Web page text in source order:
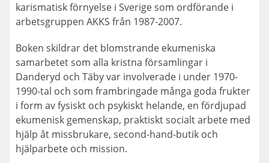
karismatisk förnyelse i Sverige som ordförande i
arbetsgruppen AKKS från 1987-2007.
Boken skildrar det blomstrande ekumeniska
samarbetet som alla kristna församlingar i
Danderyd och Täby var involverade i under 1970-
1990-tal och som frambringade många goda frukter
i form av fysiskt och psykiskt helande, en fördjupad
ekumenisk gemenskap, praktiskt socialt arbete med
hjälp åt missbrukare, second-hand-butik och
hjälparbete och mission.